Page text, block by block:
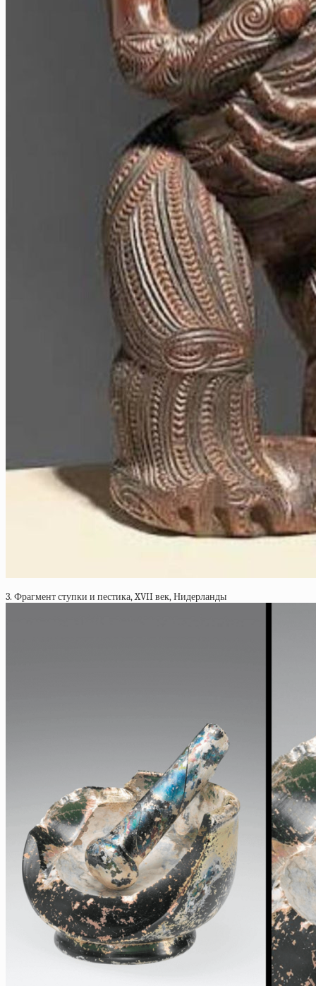
3. Фрагмент ступки и пестика, XVII век, Нидерланды